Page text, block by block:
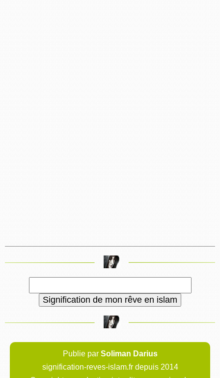
Publie par Soliman Darius
signification-reves-islam.fr depuis 2014